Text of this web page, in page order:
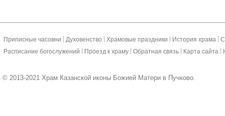
Приписные часовни Духовенство Храмовые праздники История храма
Расписание богослужений
Проезд к храму Обратная связь Карта сайта
© 2013-2021 Храм Казанской иконы Божией Матери в Пучково.